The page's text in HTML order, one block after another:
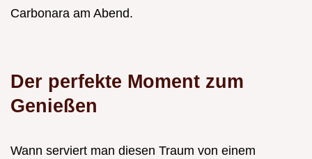
Carbonara am Abend.
Der perfekte Moment zum
Genießen
Wann serviert man diesen Traum von einem